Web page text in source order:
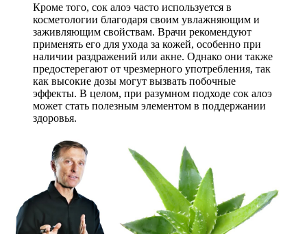
Кроме того, сок алоэ часто используется в
косметологии благодаря своим увлажняющим и
заживляющим свойствам. Врачи рекомендуют
применять его для ухода за кожей, особенно при
наличии раздражений или акне. Однако они также
предостерегают от чрезмерного употребления, так
как высокие дозы могут вызвать побочные
эффекты. В целом, при разумном подходе сок алоэ
может стать полезным элементом в поддержании
здоровья.